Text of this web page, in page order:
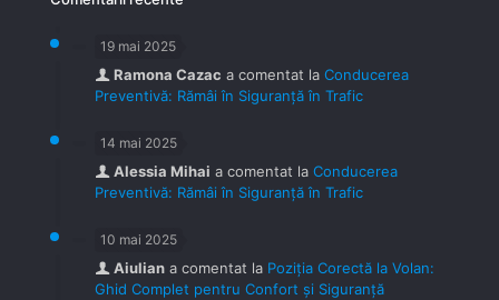
19 mai 2025
Ramona Cazac a comentat la Conducerea
Preventivă: Rămâi în Siguranță în Trafic
14 mai 2025
Alessia Mihai a comentat la Conducerea
Preventivă: Rămâi în Siguranță în Trafic
10 mai 2025
Aiulian a comentat la Poziția Corectă la Volan:
Ghid Complet pentru Confort și Siguranță